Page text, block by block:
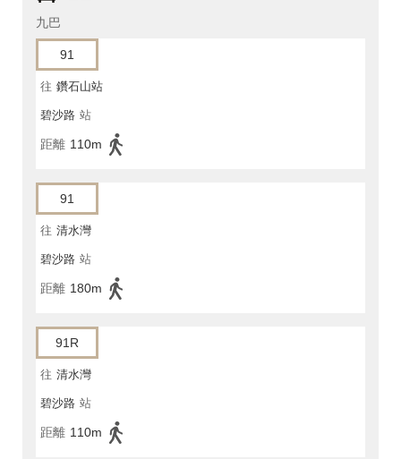
九巴
91
往 鑽石山站
碧沙路 站
距離 110m
91
往 清水灣
碧沙路 站
距離 180m
91R
往 清水灣
碧沙路 站
距離 110m